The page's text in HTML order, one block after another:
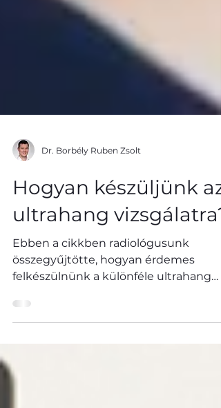
Dr. Borbély Ruben Zsolt
Hogyan készüljünk az
ultrahang vizsgálatra?
összegyűjtötte, hogyan érdemes
felkészülnünk a különféle ultrahang